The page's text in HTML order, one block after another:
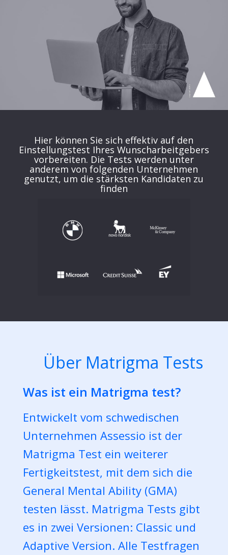
Hier können Sie sich effektiv auf den
Einstellungstest Ihres Wunscharbeitgebers
vorbereiten. Die Tests werden unter
anderem von folgenden Unternehmen
genutzt, um die stärksten Kandidaten zu
finden
Über Matrigma Tests
Was ist ein Matrigma test?
Entwickelt vom schwedischen
Unternehmen Assessio ist der
Matrigma Test ein weiterer
Fertigkeitstest, mit dem sich die
General Mental Ability (GMA)
testen lässt. Matrigma Tests gibt
es in zwei Versionen: Classic und
Adaptive Version. Alle Testfragen